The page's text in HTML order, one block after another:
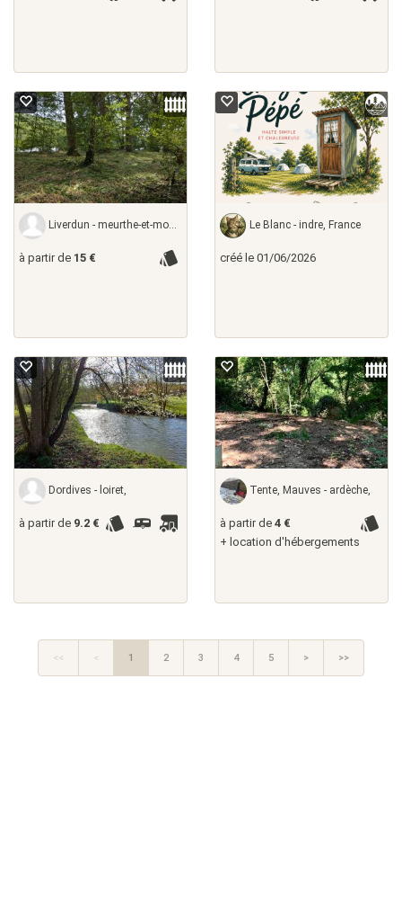
Liverdun - meurthe-et-moselle,
à partir de 15 €
Le Blanc - indre, France
créé le 01/06/2026
Dordives - loiret,
à partir de 9.2 €
Tente, Mauves - ardèche,
à partir de 4 €
+ location d'hébergements
<< < 1 2 3 4 5 > >>